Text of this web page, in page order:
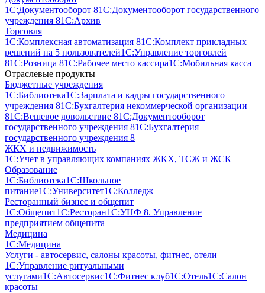
1С:Документооборот 81С:Документооборот государственного
учреждения 81С:Архив
Торговля
1С:Комплексная автоматизация 81С:Комплект прикладных
решений на 5 пользователей1С:Управление торговлей
81С:Розница 81С:Рабочее место кассира1С:Мобильная касса
Отраслевые продукты
Бюджетные учреждения
1С:Библиотека1С:Зарплата и кадры государственного
учреждения 81С:Бухгалтерия некоммерческой организации
81С:Вещевое довольствие 81С:Документооборот
государственного учреждения 81С:Бухгалтерия
государственного учреждения 8
ЖКХ и недвижимость
1С:Учет в управляющих компаниях ЖКХ, ТСЖ и ЖСК
Образование
1С:Библиотека1С:Школьное
питание1С:Университет1С:Колледж
Ресторанный бизнес и общепит
1С:Общепит1С:Ресторан1С:УНФ 8. Управление
предприятием общепита
Медицина
1С:Медицина
Услуги - автосервис, cалоны красоты, фитнес, отели
1С:Управление ритуальными
услугами1С:Автосервис1С:Фитнес клуб1С:Отель1С:Салон
красоты